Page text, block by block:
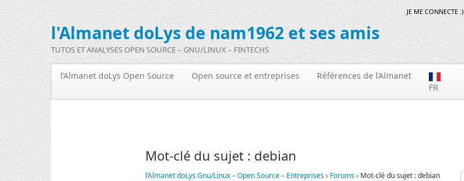
l'Almanet doLys de nam1962 et ses amis
TUTOS ET ANALYSES OPEN SOURCE – GNU/LINUX – FINTECHS
JE ME CONNECTE :)
l’Almanet doLys Open Source Open source et entreprises
Références de l’Almanet
FR
Mot-clé du sujet : debian
l’Almanet doLys Gnu/Linux – Open Source – Entreprises› Forums› Mot-clé du sujet : debian